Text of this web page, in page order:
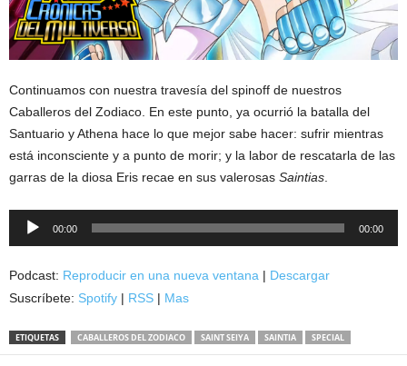
Continuamos con nuestra travesía del spinoff de nuestros
Caballeros del Zodiaco. En este punto, ya ocurrió la batalla del
Santuario y Athena hace lo que mejor sabe hacer: sufrir mientras
está inconsciente y a punto de morir; y la labor de rescatarla de las
garras de la diosa Eris recae en sus valerosas Saintias
Reproductor
00:00 00:00
Podcast: Reproducir en una nueva ventana | Descargar
Suscríbete: Spotify | RSS | Mas
ETIQUETAS CABALLEROS DEL ZODIACO SAINT SEIYA SAINTIA SPECIAL